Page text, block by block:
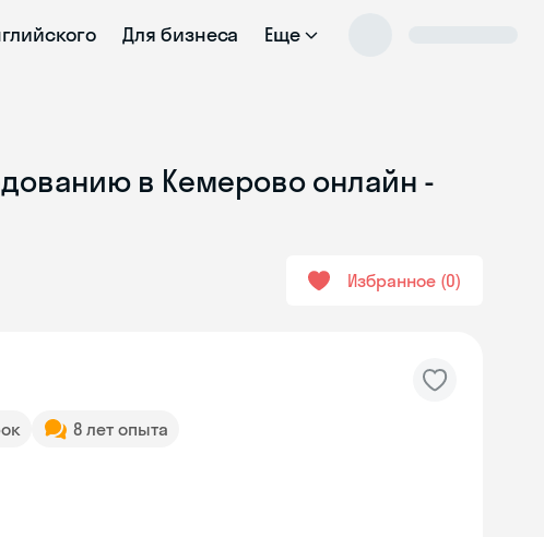
Для бизнеса Еще
в Кемерово онлайн -
Избранное 0
8 лет опыта